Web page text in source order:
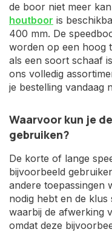
de boor niet meer
houtboor is
400 mm. De
worden op een hoog
als een soort schaaf
ons volledig
je bestelling vandaag
Waarvoor kun je
gebruiken?
De korte of lange
bijvoorbeeld
andere toepassingen
nodig hebt en de
waarbij de afwerking
omdat deze